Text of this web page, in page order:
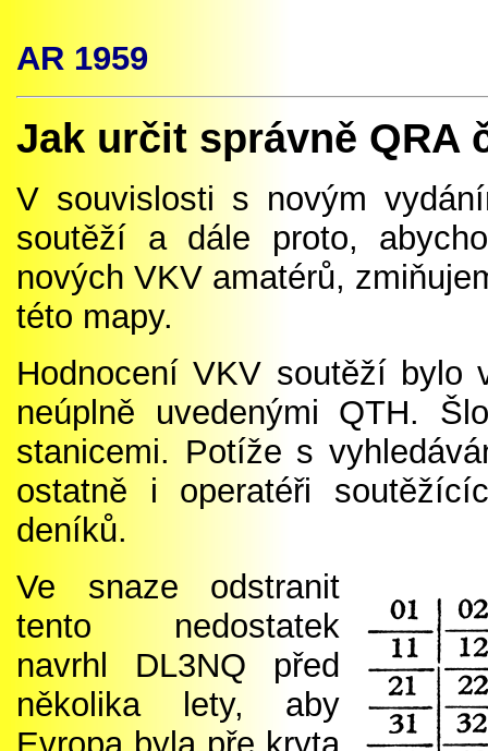
AR 1959
Jak určit správně QRA
V souvislosti s novým
soutěží a dále proto,
nových VKV amatérů,
této mapy.
Hodnocení VKV soutěží bylo
neúplně uvedenými QTH.
stanicemi. Potíže s
ostatně i operatéři
deníků.
Ve snaze odstranit
tento nedostatek
navrhl DL3NQ před
několika lety, aby